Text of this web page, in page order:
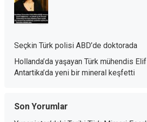
Seçkin Türk polisi ABD’de doktorada
Hollanda’da yaşayan Türk mühendis
Antartika’da yeni bir mineral keşfetti
Son Yorumlar